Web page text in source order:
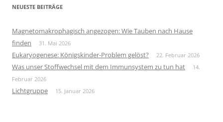
NEUESTE BEITRÄGE
Magnetomakrophagisch angezogen: Wie Tauben nach Hause
finden
31. Mai 2026
Eukaryogenese: Königskinder-Problem gelöst? 22. Februar 2026
Was unser Stoffwechsel mit dem Immunsystem zu tun hat
14.
Februar 2026
Lichtgruppe 15. Januar 2026